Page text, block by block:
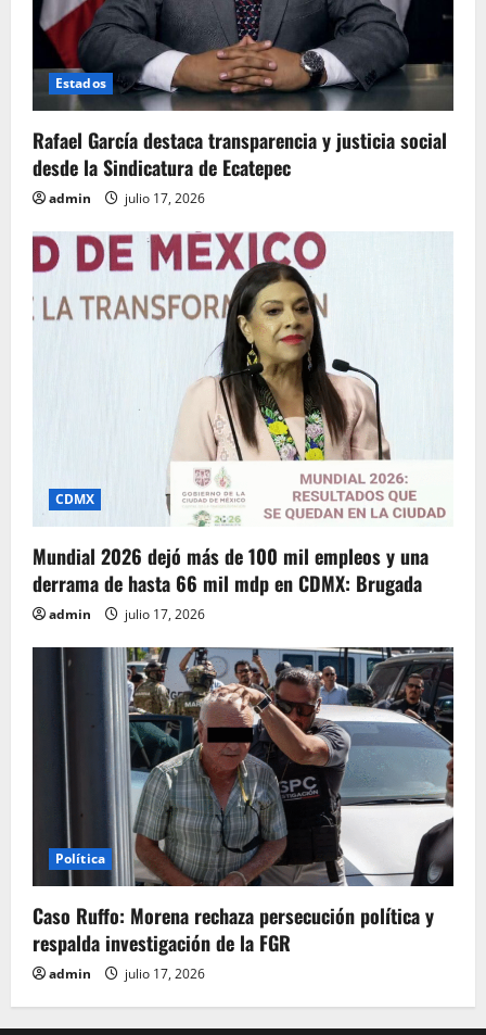
Estados
Rafael García destaca transparencia y justicia social
desde la Sindicatura de Ecatepec
admin julio 17, 2026
CDMX
Mundial 2026 dejó más de 100 mil empleos y una
derrama de hasta 66 mil mdp en CDMX: Brugada
admin julio 17, 2026
Política
Caso Ruffo: Morena rechaza persecución política y
respalda investigación de la FGR
admin julio 17, 2026